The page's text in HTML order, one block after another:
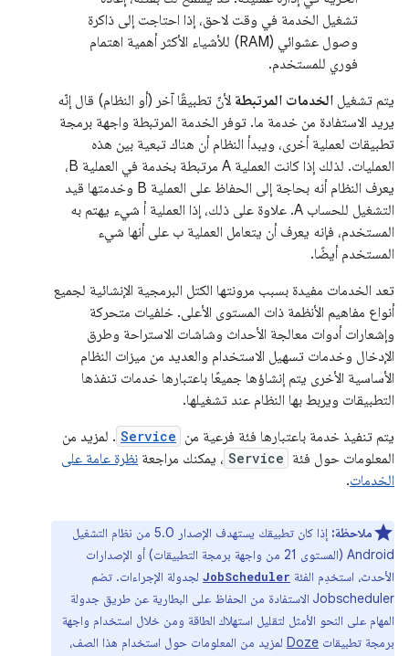
تشغيل الخدمة في وقت لاحق، إذا احتاجت إلى ذاكرة
وصول عشوائي (RAM) للأشياء الأكثر أهمية اهتمام
فوري للمستخدم.
يتم تشغيل الخدمات المرتبطة لأنّ تطبيقًا آخر (أو النظام) قال إنّه
يريد الاستفادة من خدمة ما. توفر الخدمة المرتبطة واجهة برمجة
تطبيقات لعملية أخرى، ويبدأ النظام أن هناك تبعية بين هذه
العمليات. لذلك إذا كانت العملية A مرتبطة بخدمة في العملية B،
يعرف النظام أنه بحاجة إلى الحفاظ على العملية B وخدمتها قيد
التشغيل للحساب A. علاوة على ذلك، إذا العملية أ شيء يهتم به
المستخدم، فإنه يعرف أن يتعامل العملية ب على أنها شيء
المستخدم أيضًا.
تعد الخدمات مفيدة بسبب مرونتها الكتل البرمجية الإنشائية لجميع
أنواع مفاهيم الأنظمة ذات المستوى الأعلى. خلفيات متحركة
وإشعارات أدوات معالجة الأحداث وشاشات الاستراحة وطرق
الإدخال وخدمات تسهيل الاستخدام والعديد من ميزات النظام
الأساسية الأخرى يتم إنشاؤها جميعًا باعتبارها خدمات تنفذها
التطبيقات ويربط بها النظام عند تشغيلها.
يتم تنفيذ خدمة باعتبارها فئة فرعية من Service . لمزيد من
المعلومات حول فئة Service ، يمكنك مراجعة نظرة عامة على
الخدمات.
ملاحظة:
إذا كان تطبيقك يستهدف الإصدار 5.0 من نظام التشغيل
Android (المستوى 21 من واجهة برمجة التطبيقات) أو الإصدارات
الأحدث، استخدِم الفئة JobScheduler لجدولة الإجراءات. تضم
Jobscheduler الاستفادة من الحفاظ على البطارية عن طريق جدولة
المهام على النحو الأمثل لتقليل استهلاك الطاقة ومن خلال استخدام واجهة
برمجة تطبيقات Doze لمزيد من المعلومات حول استخدام هذا الصف،